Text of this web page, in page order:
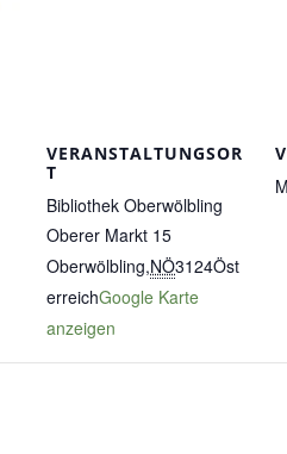
VERANSTALTUNGSOR
T
Bibliothek Oberwölbling
Oberer Markt 15
Oberwölbling,NÖ3124Öst
erreichGoogle Karte
anzeigen